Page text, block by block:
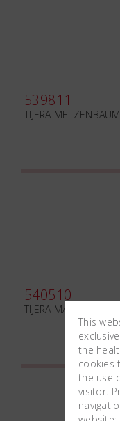
539811
TIJERA
540510
TIJERA MAYO mm160
This
the
cookies
the use
visitor.